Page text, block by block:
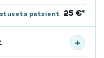
patsient 25 €*
+